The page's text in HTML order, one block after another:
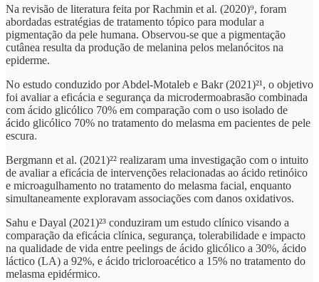
Na revisão de literatura feita por Rachmin et al. (2020)⁹, foram
abordadas estratégias de tratamento tópico para modular a
pigmentação da pele humana. Observou-se que a pigmentação
cutânea resulta da produção de melanina pelos melanócitos na
epiderme.
No estudo conduzido por Abdel-Motaleb e Bakr (2021)²¹, o objetivo
foi avaliar a eficácia e segurança da microdermoabrasão combinada
com ácido glicólico 70% em comparação com o uso isolado de
ácido glicólico 70% no tratamento do melasma em pacientes de pele
escura.
Bergmann et al. (2021)²² realizaram uma investigação com o intuito
de avaliar a eficácia de intervenções relacionadas ao ácido retinóico
e microagulhamento no tratamento do melasma facial, enquanto
simultaneamente exploravam associações com danos oxidativos.
Sahu e Dayal (2021)²³ conduziram um estudo clínico visando a
comparação da eficácia clínica, segurança, tolerabilidade e impacto
na qualidade de vida entre peelings de ácido glicólico a 30%, ácido
láctico (LA) a 92%, e ácido tricloroacético a 15% no tratamento do
melasma epidérmico.